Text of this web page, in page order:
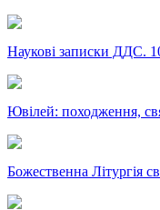
Наукові записки ДДС.
Ювілей: походження,
Божественна Літургія